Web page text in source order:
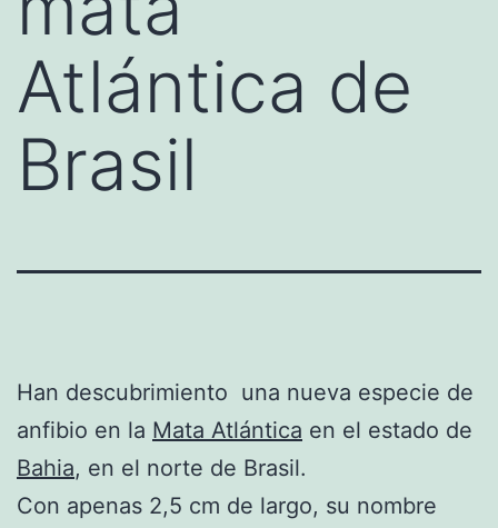
Atlántica de
Brasil
Han descubrimiento una nueva especie de
anfibio en la Mata Atlántica en el estado de
Bahia, en el norte de Brasil.
Con apenas 2,5 cm de largo, su nombre